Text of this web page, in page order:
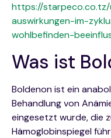
https://
auswirkungen-im-
wohlbefinden-
Was ist
Boldenon ist ein
Behandlung von
eingesetzt wurde, die
Hämoglobinspiegel